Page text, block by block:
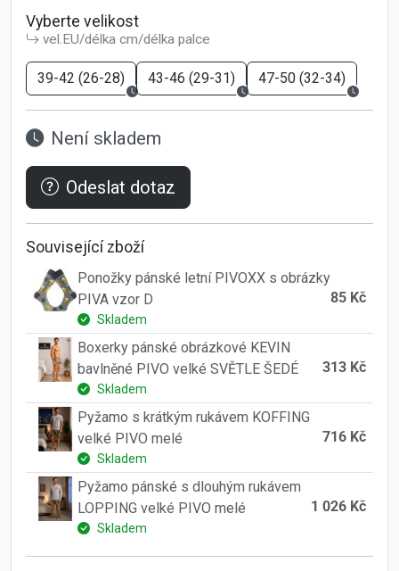
Vyberte velikost
vel.EU/délka cm/délka palce
39-42 (26-28) 43-46 (29-31) 47-50 (32-34)
Není skladem
Odeslat dotaz
Související zboží
Ponožky pánské letní PIVOXX s obrázky
PIVA vzor D
Skladem
85 Kč
Boxerky pánské obrázkové KEVIN
bavlněné PIVO velké SVĚTLE ŠEDÉ
Skladem
313 Kč
Pyžamo s krátkým rukávem KOFFING
velké PIVO melé
Skladem
716 Kč
Pyžamo pánské s dlouhým rukávem
LOPPING velké PIVO melé
Skladem
1 026 Kč